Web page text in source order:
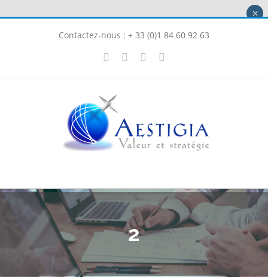
Contactez-nous : + 33 (0)1 84 60 92 63
LinkedInInstagram
2
×